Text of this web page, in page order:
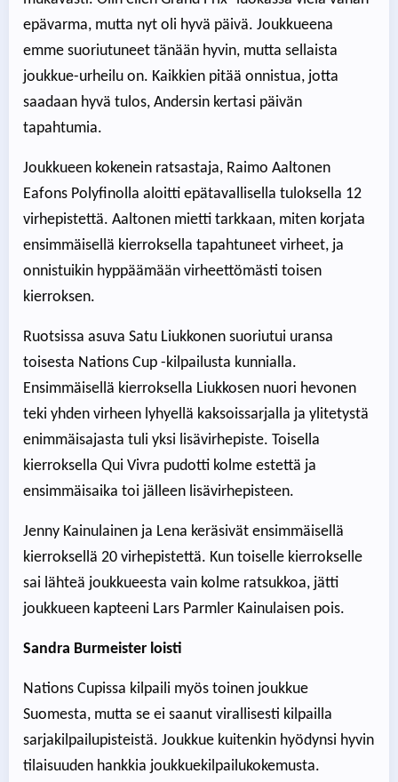
epävarma, mutta nyt oli hyvä päivä. Joukkueena
emme suoriutuneet tänään hyvin, mutta sellaista
joukkue-urheilu on. Kaikkien pitää onnistua, jotta
saadaan hyvä tulos, Andersin kertasi päivän
tapahtumia.
Joukkueen kokenein ratsastaja, Raimo Aaltonen
Eafons Polyfinolla aloitti epätavallisella tuloksella 12
virhepistettä. Aaltonen mietti tarkkaan, miten korjata
ensimmäisellä kierroksella tapahtuneet virheet, ja
onnistuikin hyppäämään virheettömästi toisen
kierroksen.
Ruotsissa asuva Satu Liukkonen suoriutui uransa
toisesta Nations Cup -kilpailusta kunnialla.
Ensimmäisellä kierroksella Liukkosen nuori hevonen
teki yhden virheen lyhyellä kaksoissarjalla ja ylitetystä
enimmäisajasta tuli yksi lisävirhepiste. Toisella
kierroksella Qui Vivra pudotti kolme estettä ja
ensimmäisaika toi jälleen lisävirhepisteen.
Jenny Kainulainen ja Lena keräsivät ensimmäisellä
kierroksellä 20 virhepistettä. Kun toiselle kierrokselle
sai lähteä joukkueesta vain kolme ratsukkoa, jätti
joukkueen kapteeni Lars Parmler Kainulaisen pois.
Sandra Burmeister loisti
Nations Cupissa kilpaili myös toinen joukkue
Suomesta, mutta se ei saanut virallisesti kilpailla
sarjakilpailupisteistä. Joukkue kuitenkin hyödynsi hyvin
tilaisuuden hankkia joukkuekilpailukokemusta.